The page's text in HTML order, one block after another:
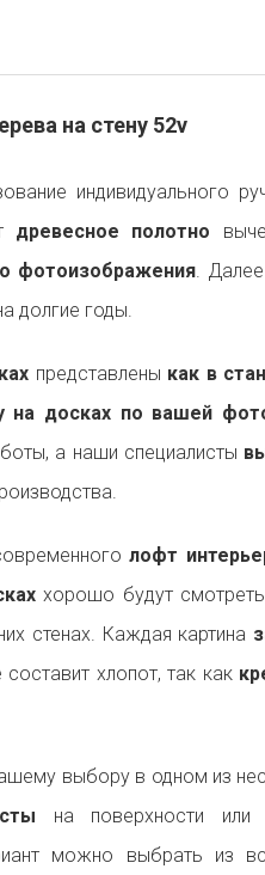
на стену 52v
индивидуального
древесное полотно
фотоизображения.
долгие годы.
представлены как в
на досках по вашей
а наши специалисты
лофт
хорошо будут
стенах. Каждая картина
хлопот, так как
выбору в одном из
на поверхности или
можно выбрать из